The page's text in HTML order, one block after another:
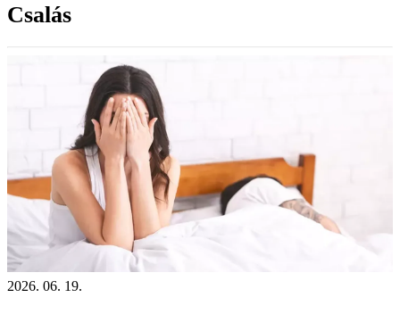
Csalás
2026. 06. 19.